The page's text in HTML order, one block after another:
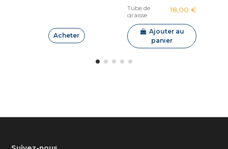
Acheter
Tube de
graisse
silicone
Sublue
18,00 €
Ajouter au
panier